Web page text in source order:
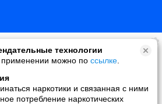
технологии
применении можно по ссылке
наркотики и связанная с ними
потребление наркотических